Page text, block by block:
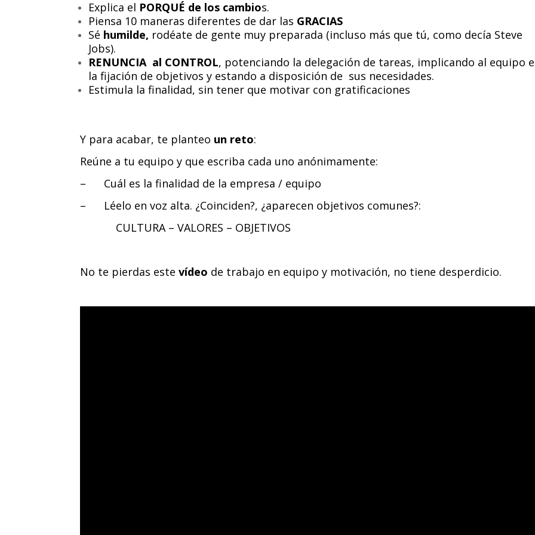
Explica el PORQUÉ de los cambios.
Piensa 10 maneras diferentes de dar las GRACIAS
Sé humilde, rodéate de gente muy preparada (incluso más que tú, como decía Steve
Jobs).
RENUNCIA al CONTROL, potenciando la delegación de tareas, implicando al equipo
la fijación de objetivos y estando a disposición de sus necesidades.
Estimula la finalidad, sin tener que motivar con gratificaciones
Y para acabar, te planteo un reto:
Reúne a tu equipo y que escriba cada uno anónimamente:
– Cuál es la finalidad de la empresa / equipo
– Léelo en voz alta. ¿Coinciden?, ¿aparecen objetivos comunes?:
CULTURA – VALORES – OBJETIVOS
No te pierdas estevídeo de trabajo en equipo y motivación, no tiene desperdicio.